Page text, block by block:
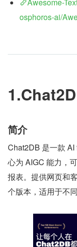
osphoros-ai/
简介
Chat2DB 是一款
心为 AIGC 能力，
报表。提供网页和
个版本，适用于不同